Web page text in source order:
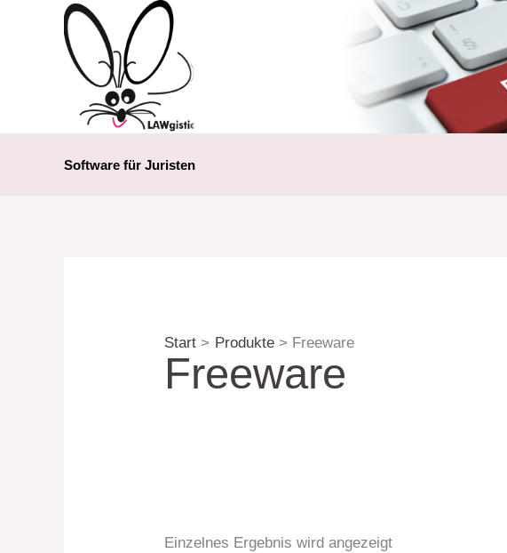
Software für Juristen
Start Produkte Freeware
Freeware
Einzelnes Ergebnis wird angezeigt